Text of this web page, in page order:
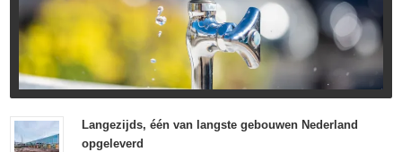
Langezijds, één van langste gebouwen Nederland
opgeleverd